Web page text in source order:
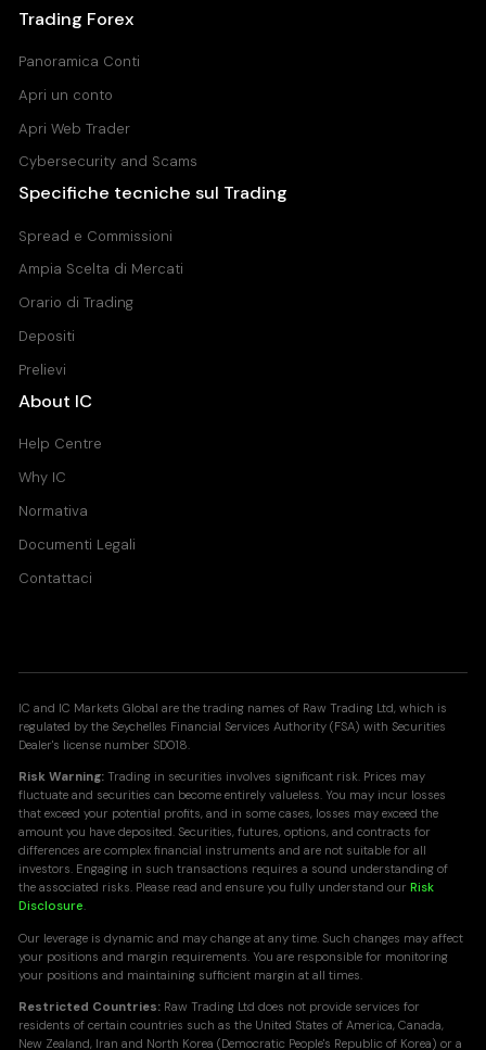
Trading Forex
Panoramica Conti
Apri un conto
Apri Web Trader
Cybersecurity and Scams
Specifiche tecniche sul Trading
Spread e Commissioni
Ampia Scelta di Mercati
Orario di Trading
Depositi
Prelievi
About IC
Help Centre
Why IC
Normativa
Documenti Legali
Contattaci
IC and IC Markets Global are the trading names of Raw Trading Ltd, which is
regulated by the Seychelles Financial Services Authority (FSA) with Securities
Dealer's license number SD018.
Risk Warning: Trading in securities involves significant risk. Prices may
fluctuate and securities can become entirely valueless. You may incur losses
that exceed your potential profits, and in some cases, losses may exceed the
amount you have deposited. Securities, futures, options, and contracts for
differences are complex financial instruments and are not suitable for all
investors. Engaging in such transactions requires a sound understanding of
the associated risks. Please read and ensure you fully understand ourRisk
Disclosure.
Our leverage is dynamic and may change at any time. Such changes may affect
your positions and margin requirements. You are responsible for monitoring
your positions and maintaining sufficient margin at all times.
Restricted Countries: Raw Trading Ltd does not provide services for
residents of certain countries such as the United States of America, Canada,
New Zealand, Iran and North Korea (Democratic People's Republic of Korea) or a